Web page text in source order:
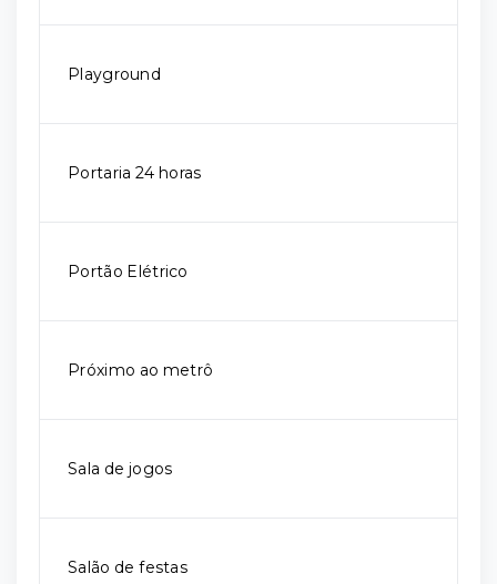
Playground
Portaria 24 horas
Portão Elétrico
Próximo ao metrô
Sala de jogos
Salão de festas